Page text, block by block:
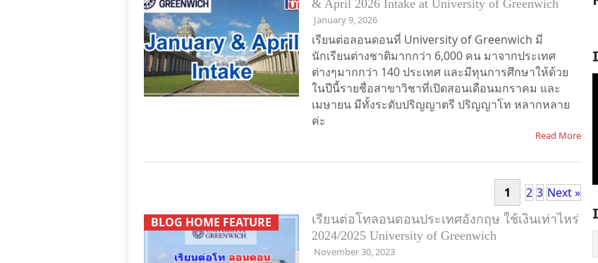
& April 2026 Intake at University of Greenwich
January 9, 2026
เรียนต่อลอนดอนที่ University of Greenwich มี
นักเรียนต่างชาติมากกว่า 6,000 คน มาจากประเทศ
ต่างๆมากกว่า 140 ประเทศ และมีทุนการศึกษาให้ด้วย
ในปีนี้รายชื่อสาขาวิชาที่เปิดสอนเดือนมกราคม และ
เมษายน มีทั้งระดับปริญญาตรี ปริญญาโท หลากหลาย
ค่ะ
Read More
1 2 3 Next »
BLOG HOME FEATURE
เรียนต่อโทลอนดอนประเทศอังกฤษ ใช้เงินเท่าไหร่
2024/2025 University of Greenwich
November 30, 2023